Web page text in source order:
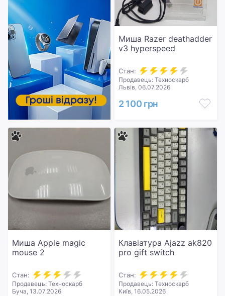
Миша Razer deathadder
v3 hyperspeed
Стан:
Продавець: Техноскарб
Львів, 06.07.2026
2 100 грн
Миша Apple magic
mouse 2
Стан:
Продавець: Техноскарб
Буча, 13.07.2026
Клавіатура Ajazz ak820
pro gift switch
Стан:
Продавець: Техноскарб
Київ, 16.05.2026